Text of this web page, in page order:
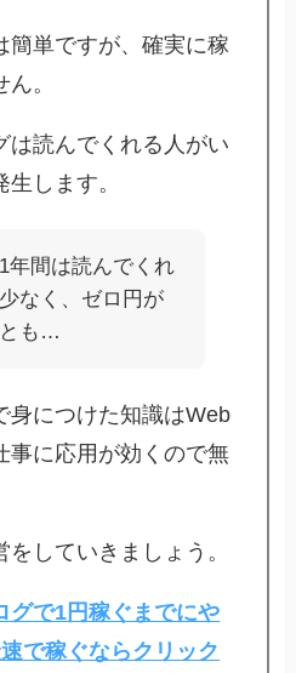
簡単ですが、確実に稼
。
は読んでくれる人がい
します。
年間は読んでくれ
なく、ゼロ円が
も…
身につけた知識はWeb
事に応用が効くので無
していきましょう。
グで1円稼ぐまでにや
で稼ぐならクリック